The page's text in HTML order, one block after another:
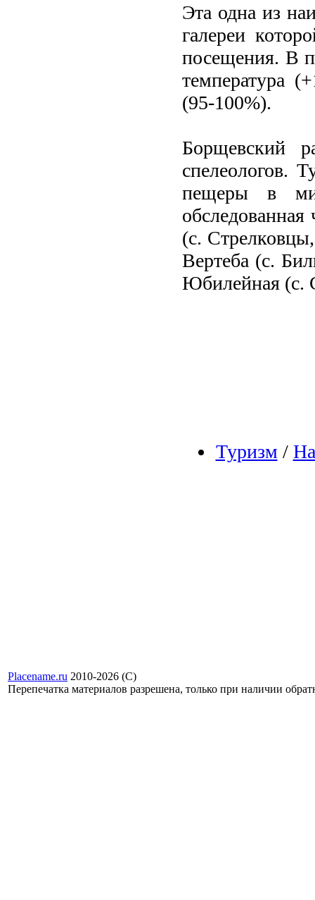
Эта одна из
галереи
посещения. В
температура
(95-100%).
Борщевский
спелеологов.
пещеры в
(с.
Вертеба (с.
Юбилейная (с.
Туризм /
Placename.ru 2010-2026 (С)
Перепечатка материалов разрешена, только при наличии